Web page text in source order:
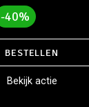
-40%
BESTELLEN
Bekijk actie